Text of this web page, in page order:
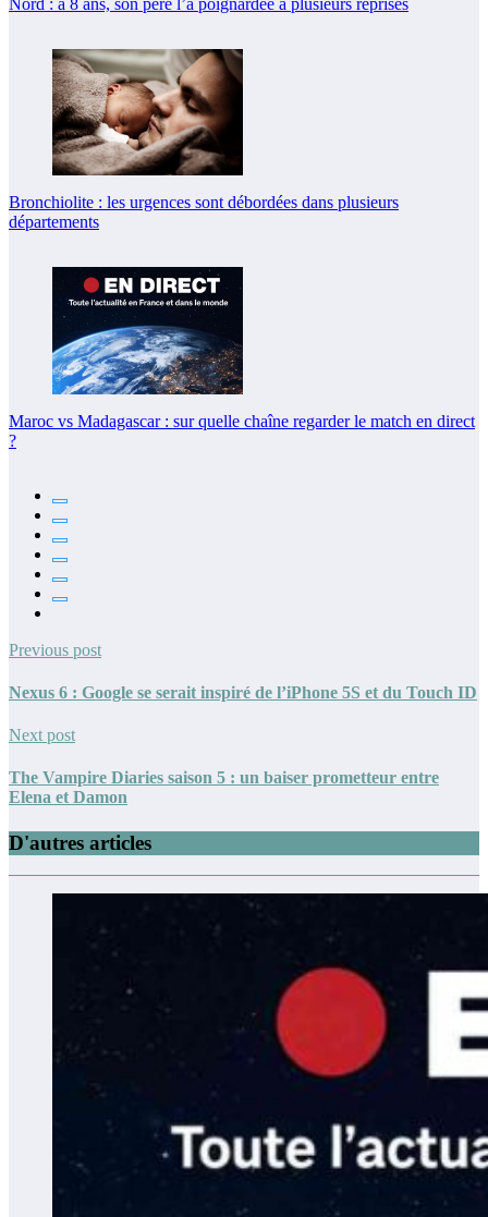
Bronchiolite : les urgences sont débordées dans plusieurs
départements
Maroc vs Madagascar : sur quelle chaîne regarder le match en direct
?
Previous post
Nexus 6 : Google se serait inspiré de l’iPhone 5S et du Touch ID
Next post
The Vampire Diaries saison 5 : un baiser prometteur entre
Elena et Damon
D'autres articles